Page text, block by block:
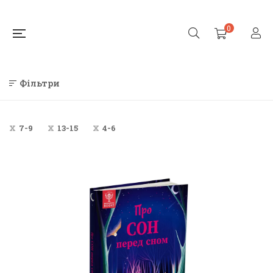
0
Фільтри
7-9 13-15 4-6